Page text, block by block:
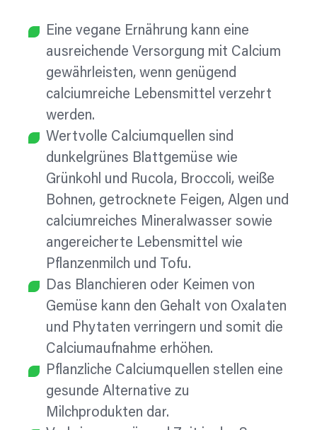
Eine vegane Ernährung kann eine
ausreichende Versorgung mit Calcium
gewährleisten, wenn genügend
calciumreiche Lebensmittel verzehrt
werden.
Wertvolle Calciumquellen sind
dunkelgrünes Blattgemüse wie
Grünkohl und Rucola, Broccoli, weiße
Bohnen, getrocknete Feigen, Algen und
calciumreiches Mineralwasser sowie
angereicherte Lebensmittel wie
Pflanzenmilch und Tofu.
Das Blanchieren oder Keimen von
Gemüse kann den Gehalt von Oxalaten
und Phytaten verringern und somit die
Calciumaufnahme erhöhen.
Pflanzliche Calciumquellen stellen eine
gesunde Alternative zu
Milchprodukten dar.